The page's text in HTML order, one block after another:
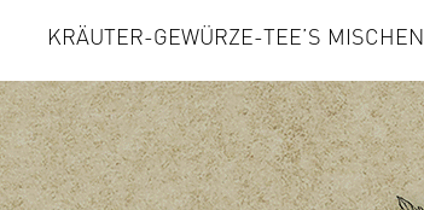
KRÄUTER-GEWÜRZE-TEE’S MISCHEN